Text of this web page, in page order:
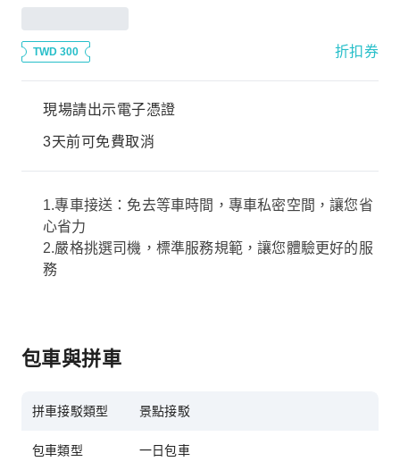
TWD 300 折扣券
現場請出示電子憑證
3天前可免費取消
1.專車接送：免去等車時間，專車私密空間，讓您省
心省力
2.嚴格挑選司機，標準服務規範，讓您體驗更好的服
務
包車與拼車
拼車接駁類型 景點接駁
包車類型 一日包車